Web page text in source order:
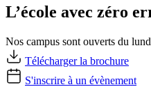
L’école avec zéro
Nos campus sont ouverts du
Télécharger la brochure
S'inscrire à un évènement